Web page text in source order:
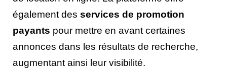
également des services de promotion
payants pour mettre en avant certaines
annonces dans les résultats de recherche,
augmentant ainsi leur visibilité.